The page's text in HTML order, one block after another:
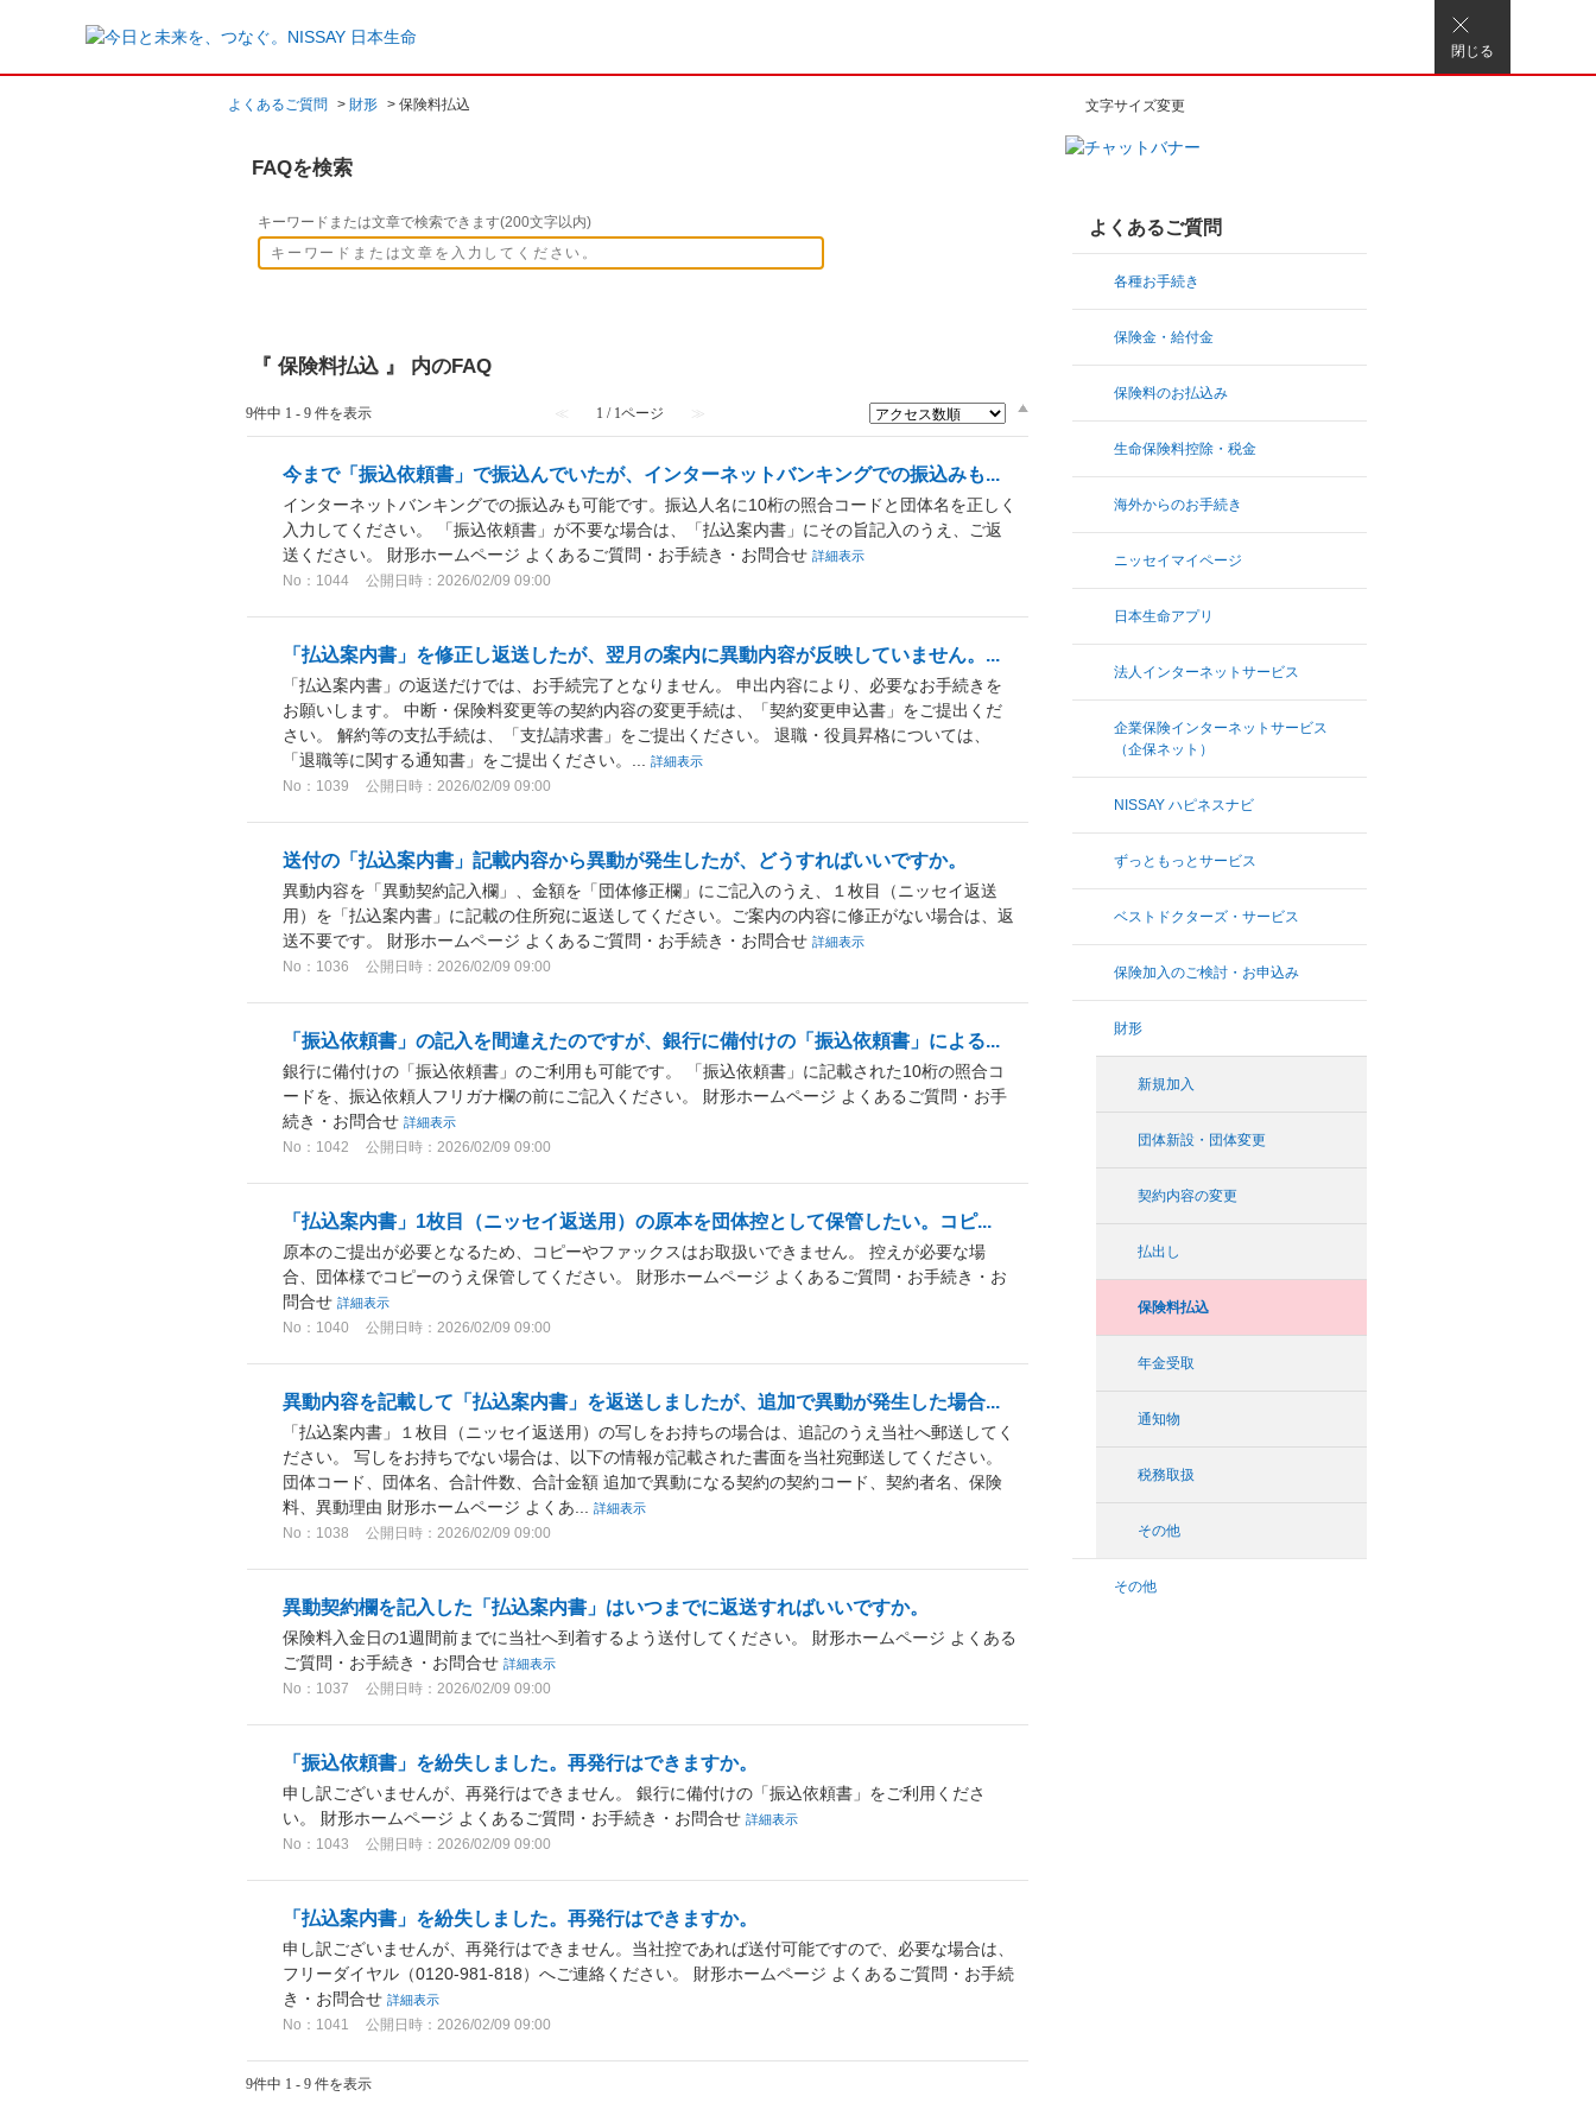
閉じる
文字サイズ変更
よくあるご質問 > 財形 > 保険料払込
よくあるご質問
各種お手続き
保険金・給付金
保険料のお払込み
生命保険料控除・税金
海外からのお手続き
ニッセイマイページ
日本生命アプリ
法人インターネットサービス
企業保険インターネットサービス
（企保ネット）
NISSAY ハピネスナビ
ずっともっとサービス
ベストドクターズ・サービス
保険加入のご検討・お申込み
財形
新規加入
団体新設・団体変更
契約内容の変更
払出し
保険料払込
年金受取
通知物
税務取扱
その他
その他
FAQを検索
キーワードまたは文章で検索できます(200文字以内)
『 保険料払込 』 内のFAQ
9件中 1 - 9 件を表示 ≪ 1 / 1ページ ≫
今まで「振込依頼書」で振込んでいたが、インターネットバンキングでの振込みも...
インターネットバンキングでの振込みも可能です。振込人名に10桁の照合コードと団体名を正しく
入力してください。 「振込依頼書」が不要な場合は、「払込案内書」にその旨記入のうえ、ご返
送ください。 財形ホームページ よくあるご質問・お手続き・お問合せ 詳細表示
No：1044 公開日時：2026/02/09 09:00
「払込案内書」を修正し返送したが、翌月の案内に異動内容が反映していません。...
「払込案内書」の返送だけでは、お手続完了となりません。 申出内容により、必要なお手続きを
お願いします。 中断・保険料変更等の契約内容の変更手続は、「契約変更申込書」をご提出くだ
さい。 解約等の支払手続は、「支払請求書」をご提出ください。 退職・役員昇格については、
「退職等に関する通知書」をご提出ください。...
詳細表示
No：1039 公開日時：2026/02/09 09:00
送付の「払込案内書」記載内容から異動が発生したが、どうすればいいですか。
異動内容を「異動契約記入欄」、金額を「団体修正欄」にご記入のうえ、１枚目（ニッセイ返送
用）を「払込案内書」に記載の住所宛に返送してください。ご案内の内容に修正がない場合は、返
送不要です。 財形ホームページ よくあるご質問・お手続き・お問合せ 詳細表示
No：1036 公開日時：2026/02/09 09:00
「振込依頼書」の記入を間違えたのですが、銀行に備付けの「振込依頼書」による...
銀行に備付けの「振込依頼書」のご利用も可能です。 「振込依頼書」に記載された10桁の照合コ
ードを、振込依頼人フリガナ欄の前にご記入ください。 財形ホームページ よくあるご質問・お手
続き・お問合せ 詳細表示
No：1042 公開日時：2026/02/09 09:00
「払込案内書」1枚目（ニッセイ返送用）の原本を団体控として保管したい。コピ...
原本のご提出が必要となるため、コピーやファックスはお取扱いできません。 控えが必要な場
合、団体様でコピーのうえ保管してください。 財形ホームページ よくあるご質問・お手続き・お
問合せ 詳細表示
No：1040 公開日時：2026/02/09 09:00
異動内容を記載して「払込案内書」を返送しましたが、追加で異動が発生した場合...
「払込案内書」１枚目（ニッセイ返送用）の写しをお持ちの場合は、追記のうえ当社へ郵送してく
ださい。 写しをお持ちでない場合は、以下の情報が記載された書面を当社宛郵送してください。
団体コード、団体名、合計件数、合計金額 追加で異動になる契約の契約コード、契約者名、保険
料、異動理由 財形ホームページ よくあ...
詳細表示
No：1038 公開日時：2026/02/09 09:00
異動契約欄を記入した「払込案内書」はいつまでに返送すればいいですか。
保険料入金日の1週間前までに当社へ到着するよう送付してください。 財形ホームページ よくある
ご質問・お手続き・お問合せ 詳細表示
No：1037 公開日時：2026/02/09 09:00
「振込依頼書」を紛失しました。再発行はできますか。
申し訳ございませんが、再発行はできません。 銀行に備付けの「振込依頼書」をご利用くださ
い。 財形ホームページ よくあるご質問・お手続き・お問合せ 詳細表示
No：1043 公開日時：2026/02/09 09:00
「払込案内書」を紛失しました。再発行はできますか。
申し訳ございませんが、再発行はできません。当社控であれば送付可能ですので、必要な場合は、
フリーダイヤル（0120-981-818）へご連絡ください。 財形ホームページ よくあるご質問・お手続
き・お問合せ 詳細表示
No：1041 公開日時：2026/02/09 09:00
9件中 1 - 9 件を表示